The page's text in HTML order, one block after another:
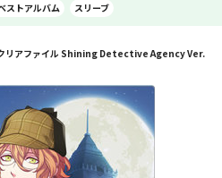
ストアルバム スリーブ
リアファイル Shining Detective Agency Ver.